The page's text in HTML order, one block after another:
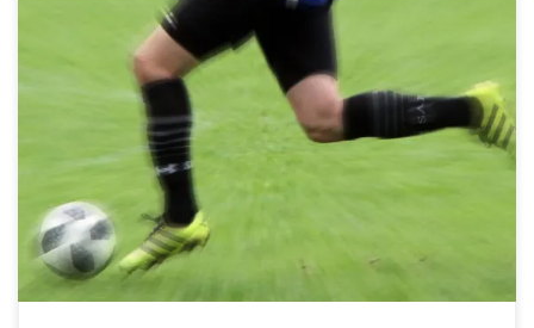
Drei Jugendspiele und ein Seniorenspiel stehen am
kommenden Wochenende an: Samstag, 25. Oktober 2025
14.45 Uhr in UlfenC-Jugend: H/N/U/N II – JSG FSA/Wanfried
4:2 (0:0)Tore für H/N/U/N II: Jeremia Schiel (2), Hassan
Alahmad u. Leon Deist 15.00 Uhr in WendershausenC-
Jugend: JSG Witzenhausen/Hebenshausen – H/N/U/N 2:2
(2:1)Beide Tore für H/N/U/N: Luca […]